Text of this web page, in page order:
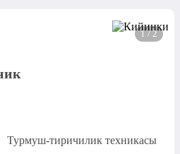
1 / 2
Турмуш-тиричилик техникасы